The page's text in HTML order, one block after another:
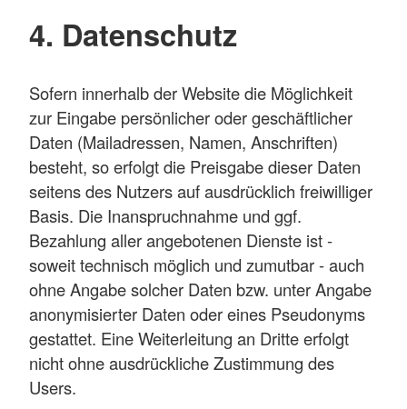
4. Datenschutz
Sofern innerhalb der Website die Möglichkeit
zur Eingabe persönlicher oder geschäftlicher
Daten (Mailadressen, Namen, Anschriften)
besteht, so erfolgt die Preisgabe dieser Daten
seitens des Nutzers auf ausdrücklich freiwilliger
Basis. Die Inanspruchnahme und ggf.
Bezahlung aller angebotenen Dienste ist -
soweit technisch möglich und zumutbar - auch
ohne Angabe solcher Daten bzw. unter Angabe
anonymisierter Daten oder eines Pseudonyms
gestattet. Eine Weiterleitung an Dritte erfolgt
nicht ohne ausdrückliche Zustimmung des
Users.